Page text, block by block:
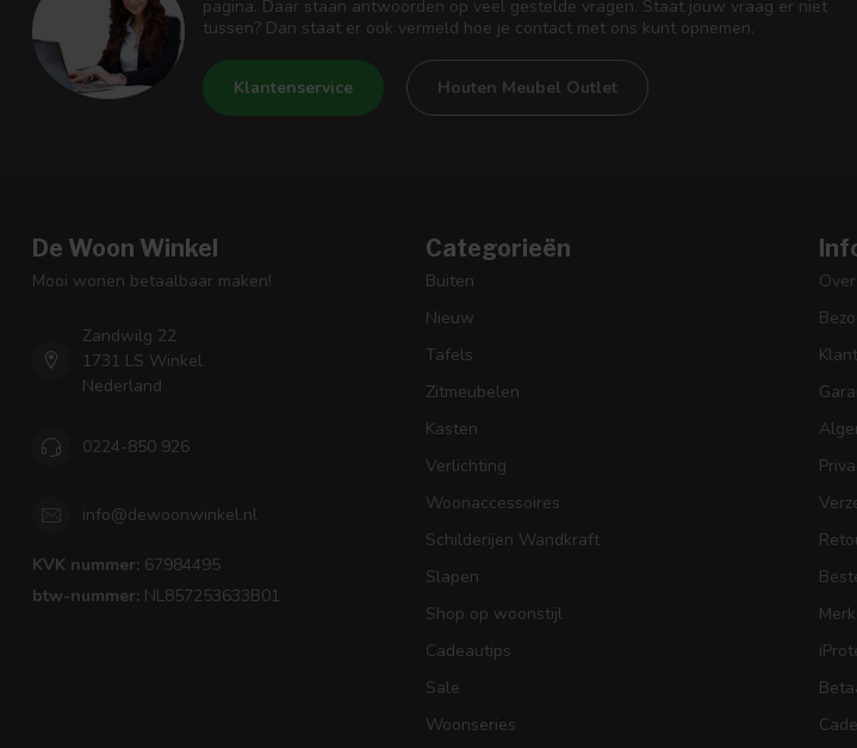
pagina. Daar staan antwoorden op veel gestelde vragen. Staat jouw vraag er niet
tussen? Dan staat er ook vermeld hoe je contact met ons kunt opnemen.
Klantenservice Houten Meubel Outlet
De Woon Winkel
Mooi wonen betaalbaar maken!
Zandwilg 22
1731 LS Winkel
Nederland
0224-850 926
info@dewoonwinkel.nl
KVK nummer: 67984495
btw-nummer: NL857253633B01
Categorieën
Buiten
Nieuw
Tafels
Zitmeubelen
Kasten
Verlichting
Woonaccessoires
Schilderijen Wandkraft
Slapen
Shop op woonstijl
Cadeautips
Sale
Woonseries